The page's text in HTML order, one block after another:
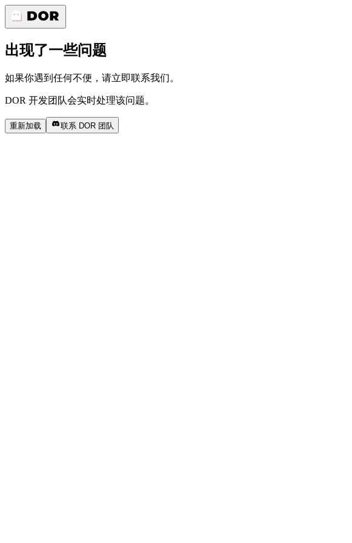
出现了一些问题
如果你遇到任何不便，请立即联系我们。
DOR 开发团队会实时处理该问题。
重新加载 联系 DOR 团队